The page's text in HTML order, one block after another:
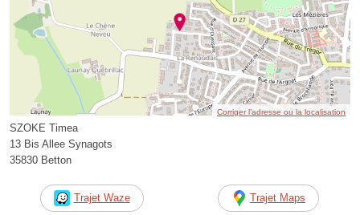
Corriger l’adresse ou la localisation
SZOKE Timea
13 Bis Allee Synagots
35830 Betton
Trajet Waze Trajet Maps